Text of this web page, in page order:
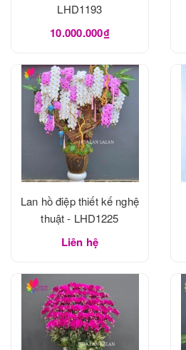
LHD1193
10.000.000₫
Lan hồ điệp thiết kế nghệ
thuật - LHD1225
Liên hệ